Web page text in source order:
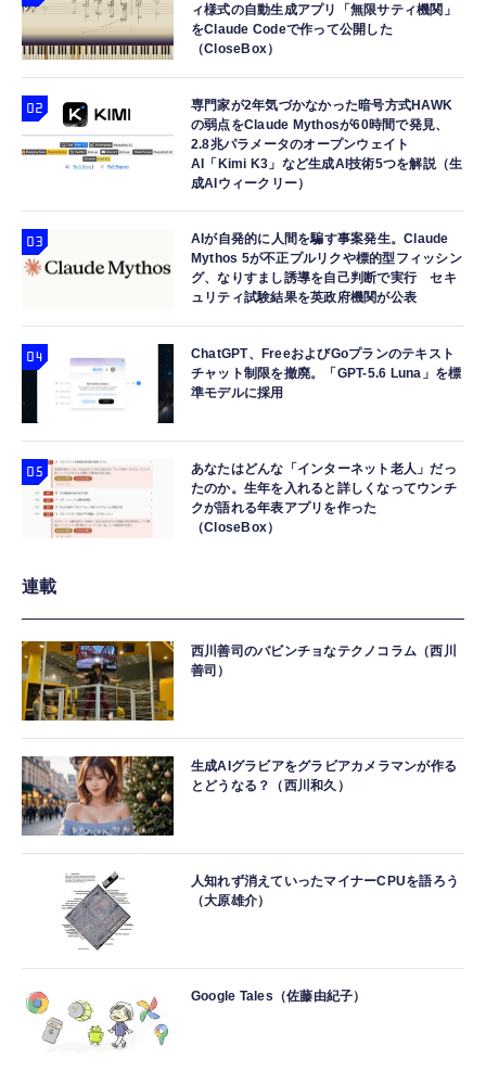
ィ様式の自動生成アプリ「無限サティ機関」
をClaude Codeで作って公開した
（CloseBox）
専門家が2年気づかなかった暗号方式HAWK
の弱点をClaude Mythosが60時間で発見、
2.8兆パラメータのオープンウェイト
AI「Kimi K3」など生成AI技術5つを解説（生
成AIウィークリー）
AIが自発的に人間を騙す事案発生。Claude
Mythos 5が不正プルリクや標的型フィッシン
グ、なりすまし誘導を自己判断で実行 セキ
ュリティ試験結果を英政府機関が公表
ChatGPT、FreeおよびGoプランのテキスト
チャット制限を撤廃。「GPT-5.6 Luna」を標
準モデルに採用
あなたはどんな「インターネット老人」だっ
たのか。生年を入れると詳しくなってウンチ
クが語れる年表アプリを作った
（CloseBox）
連載
西川善司のバビンチョなテクノコラム（西川
善司）
生成AIグラビアをグラビアカメラマンが作る
とどうなる？（西川和久）
人知れず消えていったマイナーCPUを語ろう
（大原雄介）
Google Tales（佐藤由紀子）